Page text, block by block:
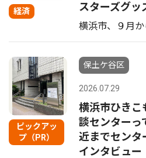
経済
スターズグッ
横浜市、９月
ピックアッ
プ（PR）
保土ケ谷区
2026.07.29
横浜市ひきこ
談センター
近までセンタ
インタビュー